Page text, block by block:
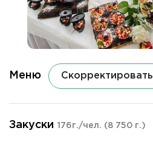
Меню Скорректировать
Закуски 176г./чел. (8 750 г.)